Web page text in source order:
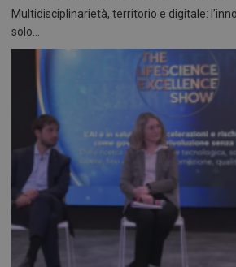
Multidisciplinarietà, territorio e digitale:
solo...